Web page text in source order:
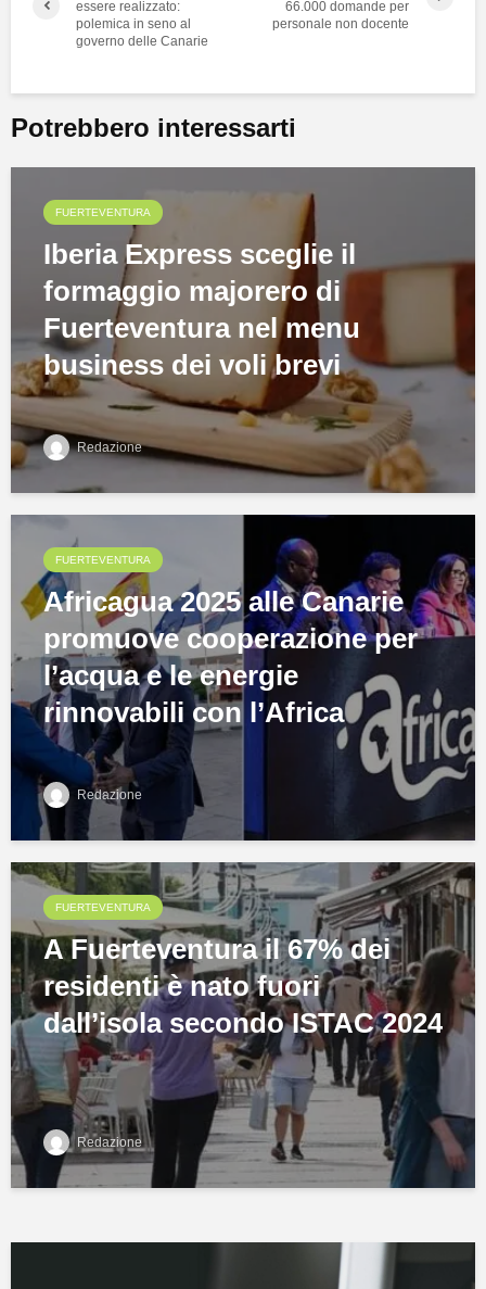
essere realizzato:
polemica in seno al
governo delle Canarie
66.000 domande per
personale non docente
Potrebbero interessarti
FUERTEVENTURA
Iberia Express sceglie il
formaggio majorero di
Fuerteventura nel menu
business dei voli brevi
Redazione
FUERTEVENTURA
Africagua 2025 alle Canarie
promuove cooperazione per
l’acqua e le energie
rinnovabili con l’Africa
Redazione
FUERTEVENTURA
A Fuerteventura il 67% dei
residenti è nato fuori
dall’isola secondo ISTAC 2024
Redazione